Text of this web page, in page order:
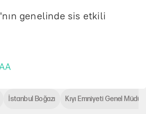
genelinde sis etkili
İstanbul Boğazı Kıyı Emniyeti Genel